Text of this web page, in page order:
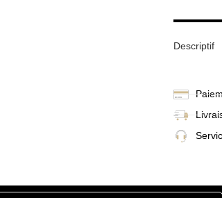
Descriptif